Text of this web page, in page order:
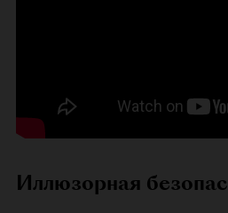
Иллюзорная